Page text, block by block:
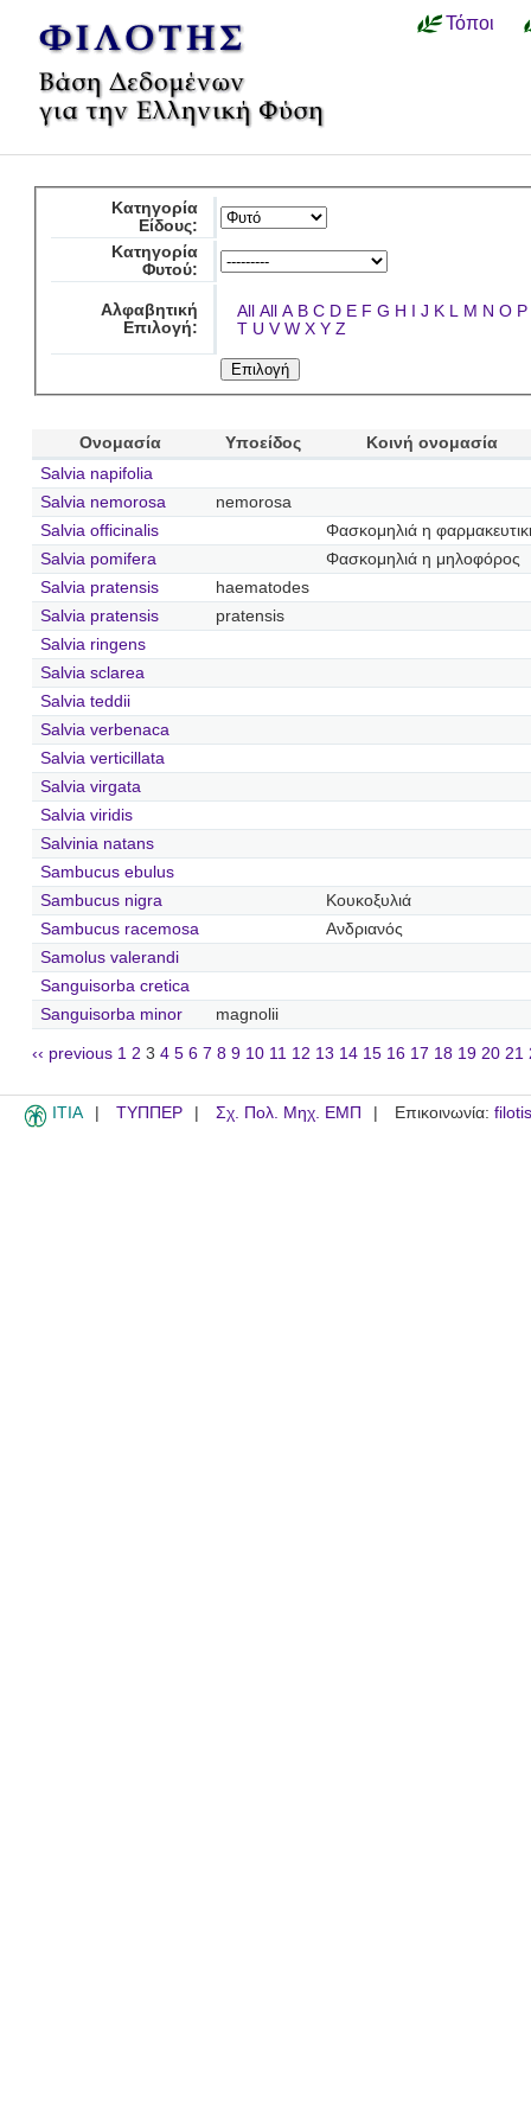
Τόποι
Κατηγορία
Είδους:
Κατηγορία
Φυτού:
Αλφαβητική
Επιλογή:
All All A B C D E F G H I J K L M N O P
T U V W X Y Z
Ονομασία Υποείδος
Κοινή ονομασία
Salvia napifolia
Salvia nemorosa
nemorosa
Salvia officinalis
Φασκομηλιά η
Salvia pomifera
Φασκομηλιά η μηλοφόρος
Salvia pratensis
haematodes
Salvia pratensis
pratensis
Salvia ringens
Salvia sclarea
Salvia teddii
Salvia verbenaca
Salvia verticillata
Salvia virgata
Salvia viridis
Salvinia natans
Sambucus ebulus
Sambucus nigra
Κουκοξυλιά
Sambucus racemosa
Ανδριανός
Samolus valerandi
Sanguisorba cretica
Sanguisorba minor
magnolii
‹‹ previous 1 2 3 4 5 6 7 8 9 10 11 12 13 14 15 16 17 18 19 20 21
ITIA ΤΥΠΠΕΡ Σχ. Πολ. Μηχ. ΕΜΠ Επικοινωνία: